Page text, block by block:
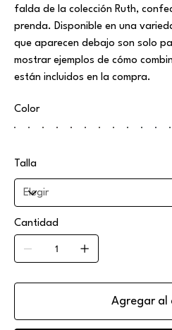
falda de la colección Ruth,
prenda. Disponible en una
que aparecen debajo son solo
mostrar ejemplos de cómo
están incluidos en la compra.
Color
Talla
Cantidad
Agregar al